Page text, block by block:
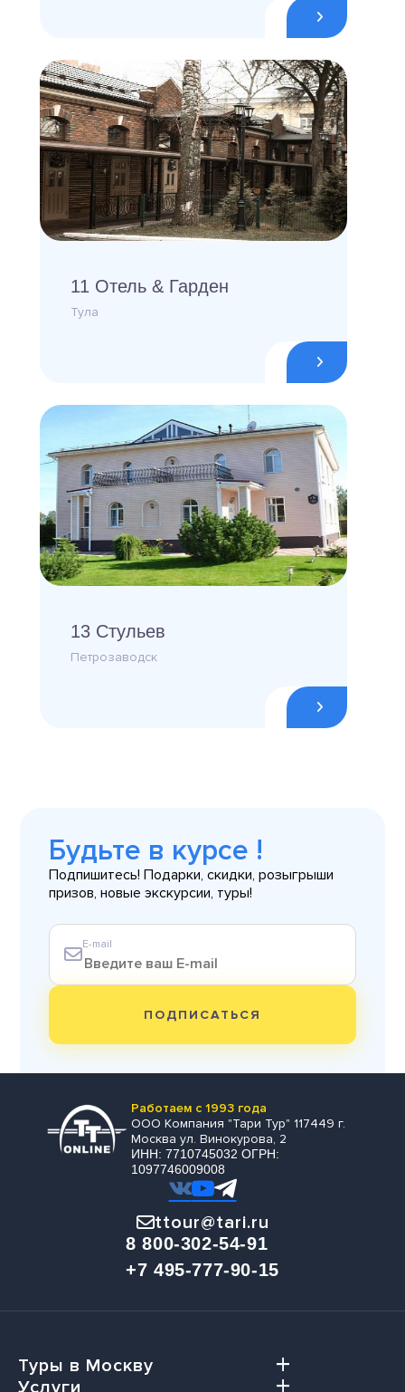
11 Отель & Гарден
Тула
13 Стульев
Петрозаводск
Будьте в курсе !
Подпишитесь! Подарки, скидки, розыгрыши
призов, новые экскурсии, туры!
E-mail
ПОДПИСАТЬСЯ
Работаем с 1993 года
ООО Компания "Тари Тур" 117449 г.
Москва ул. Винокурова, 2
ИНН: 7710745032 ОГРН:
1097746009008
ttour@tari.ru
8 800-302-54-91
+7 495-777-90-15
Туры в Москву
Услуги